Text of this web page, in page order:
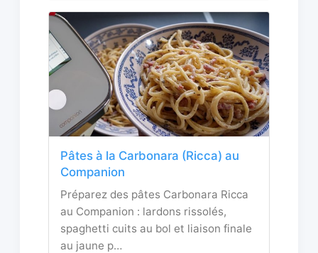
Pâtes à la Carbonara (Ricca) au
Companion
Préparez des pâtes Carbonara Ricca
au Companion : lardons rissolés,
spaghetti cuits au bol et liaison finale
au jaune p…